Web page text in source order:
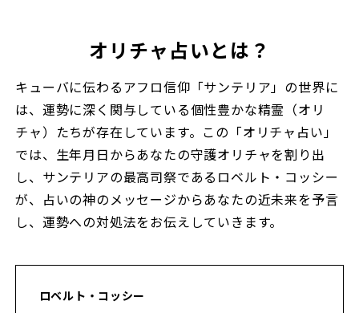
オリチャ占いとは？
キューバに伝わるアフロ信仰「サンテリア」の世界に
は、運勢に深く関与している個性豊かな精霊（オリ
チャ）たちが存在しています。この「オリチャ占い」
では、生年月日からあなたの守護オリチャを割り出
し、サンテリアの最高司祭であるロベルト・コッシー
が、占いの神のメッセージからあなたの近未来を予言
し、運勢への対処法をお伝えしていきます。
ロベルト・コッシー